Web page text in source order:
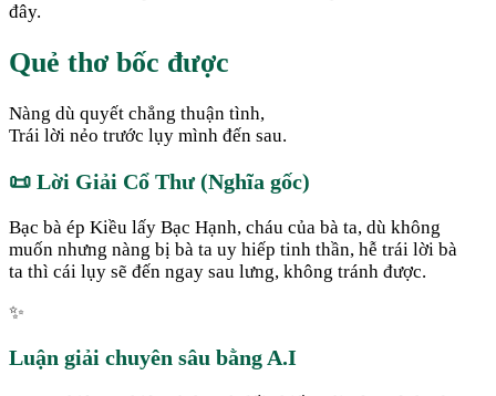
đây.
Quẻ thơ bốc được
Nàng dù quyết chẳng thuận tình,
Trái lời nẻo trước lụy mình đến sau.
📜 Lời Giải Cổ Thư (Nghĩa gốc)
Bạc bà ép Kiều lấy Bạc Hạnh, cháu của bà ta, dù không
muốn nhưng nàng bị bà ta uy hiếp tinh thần, hễ trái lời bà
ta thì cái lụy sẽ đến ngay sau lưng, không tránh được.
✨
Luận giải chuyên sâu bằng A.I